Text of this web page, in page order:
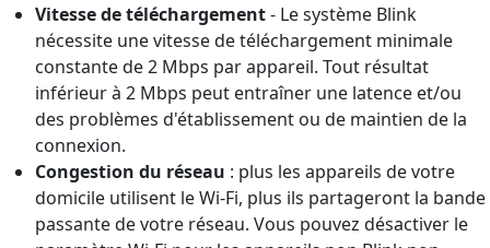
Vitesse de téléchargement- Le système Blink
nécessite une vitesse de téléchargement minimale
constante de 2 Mbps par appareil. Tout résultat
inférieur à 2 Mbps peut entraîner une latence et/ou
des problèmes d'établissement ou de maintien de la
connexion.
Congestion du réseau : plus les appareils de votre
domicile utilisent le Wi-Fi, plus ils partageront la bande
passante de votre réseau. Vous pouvez désactiver le